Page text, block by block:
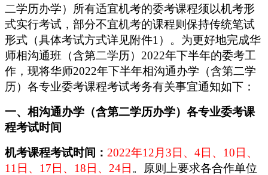
二学历办学）所有适宜机考的委考课程须以机考形
式实行考试，部分不宜机考的课程则保持传统笔试
形式（具体考试方式详见附件1）。为更好地完成华
师相沟通班（含第二学历）2022年下半年的委考工
作，现将华师2022年下半年相沟通办学（含第二学
历）各专业委考课程考试考务有关事宜通知如下：
一、相沟通办学（含第二学历办学）各专业委考课
程考试时间
机考课程考试时间： 2022年12 月 3日、 4日、10日、
11日、17日、18日、24日 。 原则上要求各合作单位